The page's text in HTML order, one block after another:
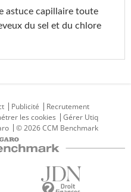
astuce capillaire toute
du sel et du chlore
Publicité
Recrutement
les cookies
Gérer Utiq
© 2026 CCM Benchmark